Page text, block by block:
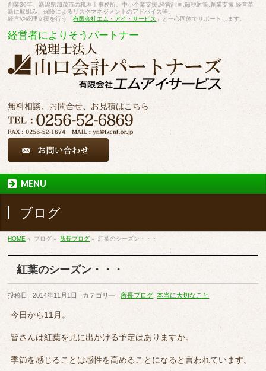
創業30年、新潟県加茂市の税理士事務所。中小企業支援,経営計画,節税対策,創業支援,経営革
新に取組み、保険によるリスクマネジメントのアドバイス等。
経営や経理支援を行う「有限会社エム・アイ・サービス 」と一心同体でサポートします。
経営者によりそうパートナー
無料相談、お問合せ、お見積はこちら
MENU
ブログ
HOME » ブログ » 所長ブログ » 紅葉のシーズン・・・
紅葉のシーズン・・・
投稿日 : 2014年11月1日 カテゴリー : 所長ブログ ,本当に大切なこと
今日から11月。
皆さんは紅葉を見に出かける予定はありますか。
季節を感じることは感性を高めることになると言われています。